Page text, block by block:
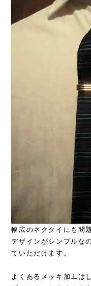
幅広のネクタイにも問
デザインがシンプルな
ていただけます。
よくあるメッキ加工は